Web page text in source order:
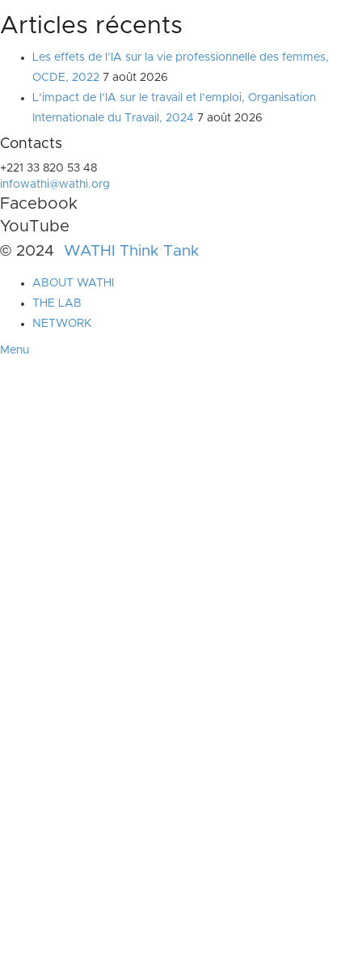
Articles récents
Les effets de l’IA sur la vie professionnelle des femmes,
OCDE, 2022 7 août 2026
L’impact de l’IA sur le travail et l’emploi, Organisation
Internationale du Travail, 2024 7 août 2026
Contacts
+221 33 820 53 48
infowathi@wathi.org
Facebook
YouTube
© 2024 WATHI Think Tank
ABOUT WATHI
THE LAB
NETWORK
Menu